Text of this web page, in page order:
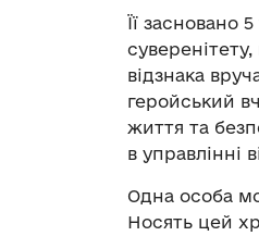
Її засновано
відзнака
геройський
життя та
в управлінні
Одна особа
Носять цей